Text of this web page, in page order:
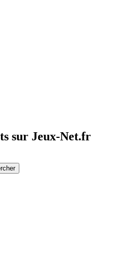
sur Jeux-Net.fr